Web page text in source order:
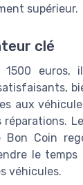
supérieur.
clé
euros,
aux
Bon Coin
le temps
véhicules.